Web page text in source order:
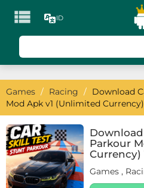
 ID
Games
Action
Arcade
Board
Games / Racing / Download
Mod Apk v1 (Unlimited
Parkour
Currency)
Games ,